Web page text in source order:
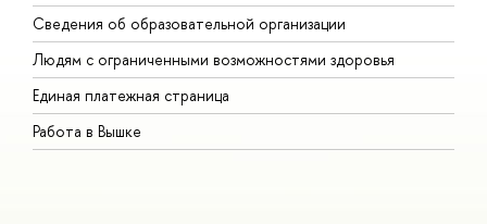
Сведения об образовательной организации
Людям с ограниченными возможностями здоровья
Единая платежная страница
Работа в Вышке